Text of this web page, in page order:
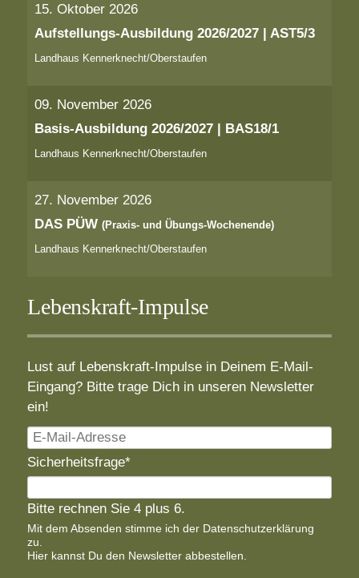
15. Oktober 2026
Aufstellungs-Ausbildung 2026/2027 | AST5/3
Landhaus Kennerknecht/Oberstaufen
09. November 2026
Basis-Ausbildung 2026/2027 | BAS18/1
Landhaus Kennerknecht/Oberstaufen
27. November 2026
DAS PÜW(Praxis- und Übungs-Wochenende)
Landhaus Kennerknecht/Oberstaufen
Lebenskraft-Impulse
Lust auf Lebenskraft-Impulse in Deinem E-Mail-
Eingang? Bitte trage Dich in unseren Newsletter
ein!
E-
Mail-
Adresse
Pflichtfeld
Sicherheitsfrage*
Bitte rechnen Sie 4 plus 6.
Mit dem Absenden stimme ich der Datenschutzerklärung
zu.
Hier kannst Du den Newsletter abbestellen.